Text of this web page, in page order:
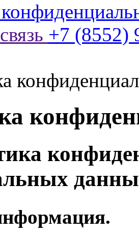
+7 (8552)